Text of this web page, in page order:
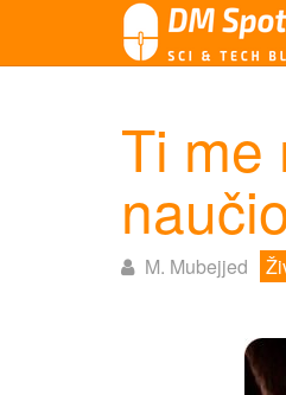
Ti me
M. Mubejjed